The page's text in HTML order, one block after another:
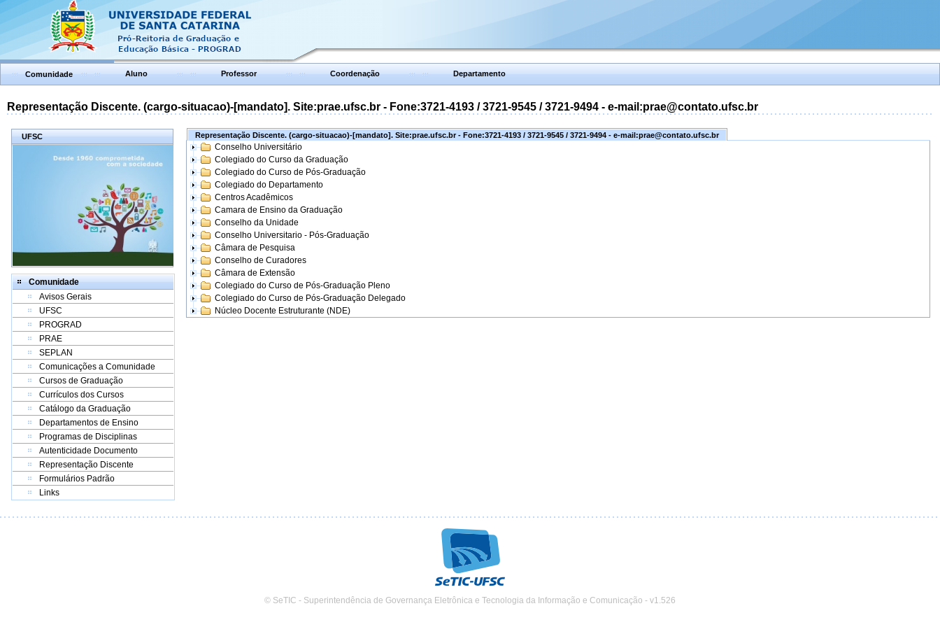
Comunidade Aluno Professor Coordenação Departamento
Representação Discente. (cargo-situacao)-[mandato]. Site:prae.ufsc.br - Fone:3721-4193 / 3721-9545 / 3721-9494 - e-mail:prae@contato.ufsc.br
UFSC
Comunidade
Avisos Gerais
UFSC
PROGRAD
PRAE
SEPLAN
Comunicações a Comunidade
Cursos de Graduação
Currículos dos Cursos
Catálogo da Graduação
Departamentos de Ensino
Programas de Disciplinas
Autenticidade Documento
Representação Discente
Formulários Padrão
Links
Representação Discente. (cargo-situacao)-[mandato]. Site:prae.ufsc.br - Fone:3721-4193 / 3721-9545 / 3721-9494 - e-mail:prae@contato.ufsc.br
Conselho Universitário
Colegiado do Curso da Graduação
Colegiado do Curso de Pós-Graduação
Colegiado do Departamento
Centros Acadêmicos
Camara de Ensino da Graduação
Conselho da Unidade
Conselho Universitario - Pós-Graduação
Câmara de Pesquisa
Conselho de Curadores
Câmara de Extensão
Colegiado do Curso de Pós-Graduação Pleno
Colegiado do Curso de Pós-Graduação Delegado
Núcleo Docente Estruturante (NDE)
© SeTIC - Superintendência de Governança Eletrônica e Tecnologia da Informação e Comunicação - v1.526